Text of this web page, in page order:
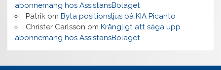
abonnemang hos AssistansBolaget
Patrikom Byta positionsljus på KIA Picanto
Christer Carlsson om Krångligt att säga upp
abonnemang hos AssistansBolaget